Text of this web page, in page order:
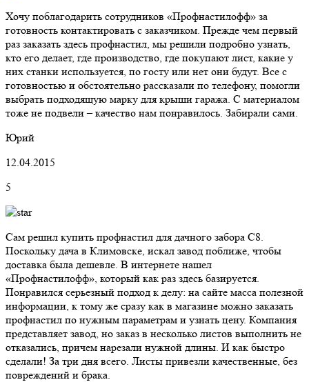
Хочу поблагодарить сотрудников «Профнастилофф» за
готовность контактировать с заказчиком. Прежде чем первый
раз заказать здесь профнастил, мы решили подробно узнать,
кто его делает, где производство, где покупают лист, какие у
них станки используется, по госту или нет они будут. Все с
готовностью и обстоятельно рассказали по телефону, помогли
выбрать подходящую марку для крыши гаража. С материалом
тоже не подвели – качество нам понравилось. Забирали сами.
Юрий
12.04.2015
5
Сам решил купить профнастил для дачного забора C8.
Поскольку дача в Климовске, искал завод поближе, чтобы
доставка была дешевле. В интернете нашел
«Профнастилофф», который как раз здесь базируется.
Понравился серьезный подход к делу: на сайте масса полезной
информации, к тому же сразу как в магазине можно заказать
профнастил по нужным параметрам и узнать цену. Компания
представляет завод, но заказ в несколько листов выполнить не
отказались, причем нарезали нужной длины. И как быстро
сделали! За три дня всего. Листы привезли качественные, без
повреждений и брака.